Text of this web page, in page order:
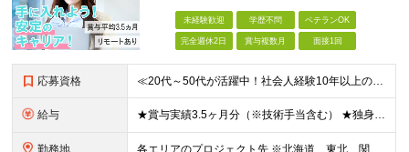
未経験歓迎 学歴不問 ベテランOK
完全週休2日 賞与複数月 面接1回
応募資格 ≪20代～50代が活躍中！社会人経験10年以上の方も歓迎≫ ◆学歴不問 ◆未経験・ブランクOK ≫モノづくりに関する何らかの経験をお持ちの方は優遇します！ ～こんな方が活躍できます！～ ◎専門的な
給与 ★賞与実績3.5ヶ月分（※技術手当含む） ★独身寮│寮費手当│引っ越し手当あり ★月給26万円も可能！ 【実務経験者】※前職の給与、経験、スキルをもとに決定 ・月給21万円～60万円＋時間外手当全
勤務地 各エリアのプロジェクト先 ※北海道、東北、関東、北信越、東海、関西、四国、中国、九州の各エリアから希望勤務地をお聞かせください。 ※転勤を伴わない エリア限定採用枠あり。U・Iターンも歓迎です！ ※プ